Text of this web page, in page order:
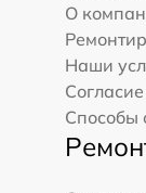
О
Наши
Способы